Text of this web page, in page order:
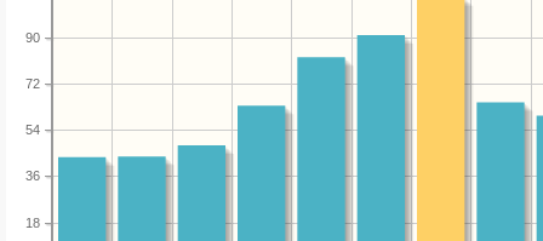
18
36
54
72
90